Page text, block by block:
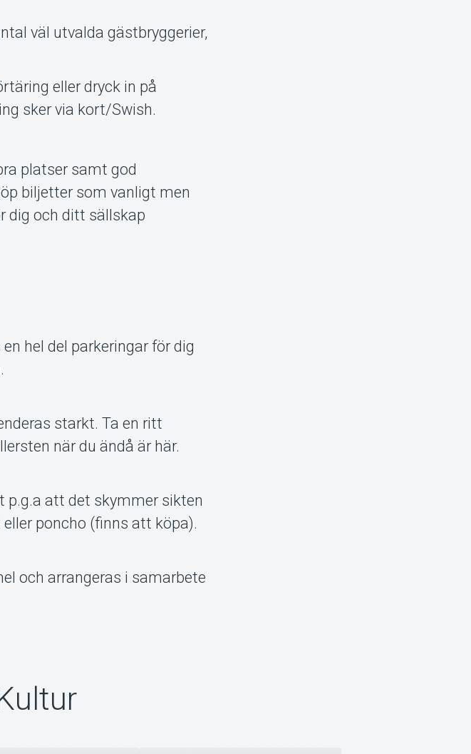
väl utvalda gästbryggerier,
eller dryck in på
sker via kort/Swish.
platser samt god
biljetter som vanligt men
dig och ditt sällskap
hel del parkeringar för dig
starkt. Ta en ritt
när du ändå är här.
p.g.a att det skymmer sikten
poncho (finns att köpa).
och arrangeras i samarbete